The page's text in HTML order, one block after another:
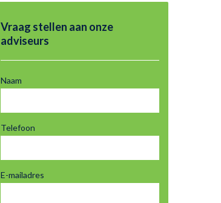
Vraag stellen aan onze
adviseurs
Naam
Telefoon
E-mailadres